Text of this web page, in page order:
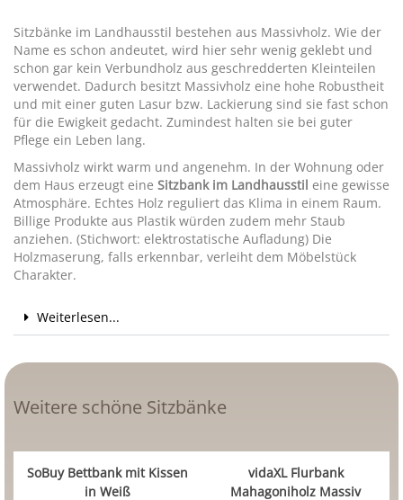
Sitzbänke im Landhausstil bestehen aus Massivholz. Wie der
Name es schon andeutet, wird hier sehr wenig geklebt und
schon gar kein Verbundholz aus geschredderten Kleinteilen
verwendet. Dadurch besitzt Massivholz eine hohe Robustheit
und mit einer guten Lasur bzw. Lackierung sind sie fast schon
für die Ewigkeit gedacht. Zumindest halten sie bei guter
Pflege ein Leben lang.
Massivholz wirkt warm und angenehm. In der Wohnung oder
dem Haus erzeugt eine Sitzbank im Landhausstil eine gewisse
Atmosphäre. Echtes Holz reguliert das Klima in einem Raum.
Billige Produkte aus Plastik würden zudem mehr Staub
anziehen. (Stichwort: elektrostatische Aufladung) Die
Holzmaserung, falls erkennbar, verleiht dem Möbelstück
Charakter.
Weiterlesen...
Weitere schöne Sitzbänke
SoBuy Bettbank mit Kissen
in Weiß
vidaXL Flurbank
Mahagoniholz Massiv